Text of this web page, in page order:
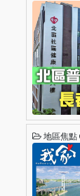
地區焦點